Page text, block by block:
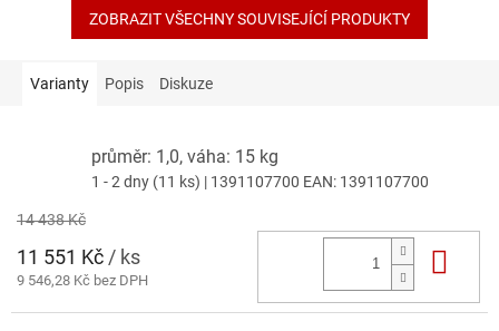
hvězdiček.ZOBRAZIT VŠECHNY SOUVISEJÍCÍ PRODUKTY
Varianty Popis Diskuze
průměr: 1,0, váha: 15 kg
1 - 2 dny (11 ks) | 1391107700 EAN: 1391107700
14 438 Kč
11 551 Kč / ks
9 546,28 Kč bez DPH